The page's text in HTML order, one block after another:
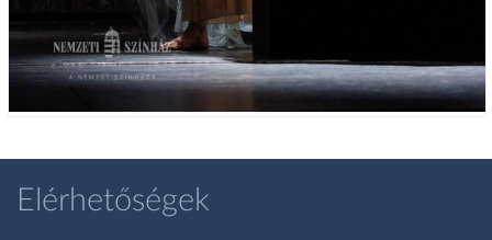
Elérhetőségek